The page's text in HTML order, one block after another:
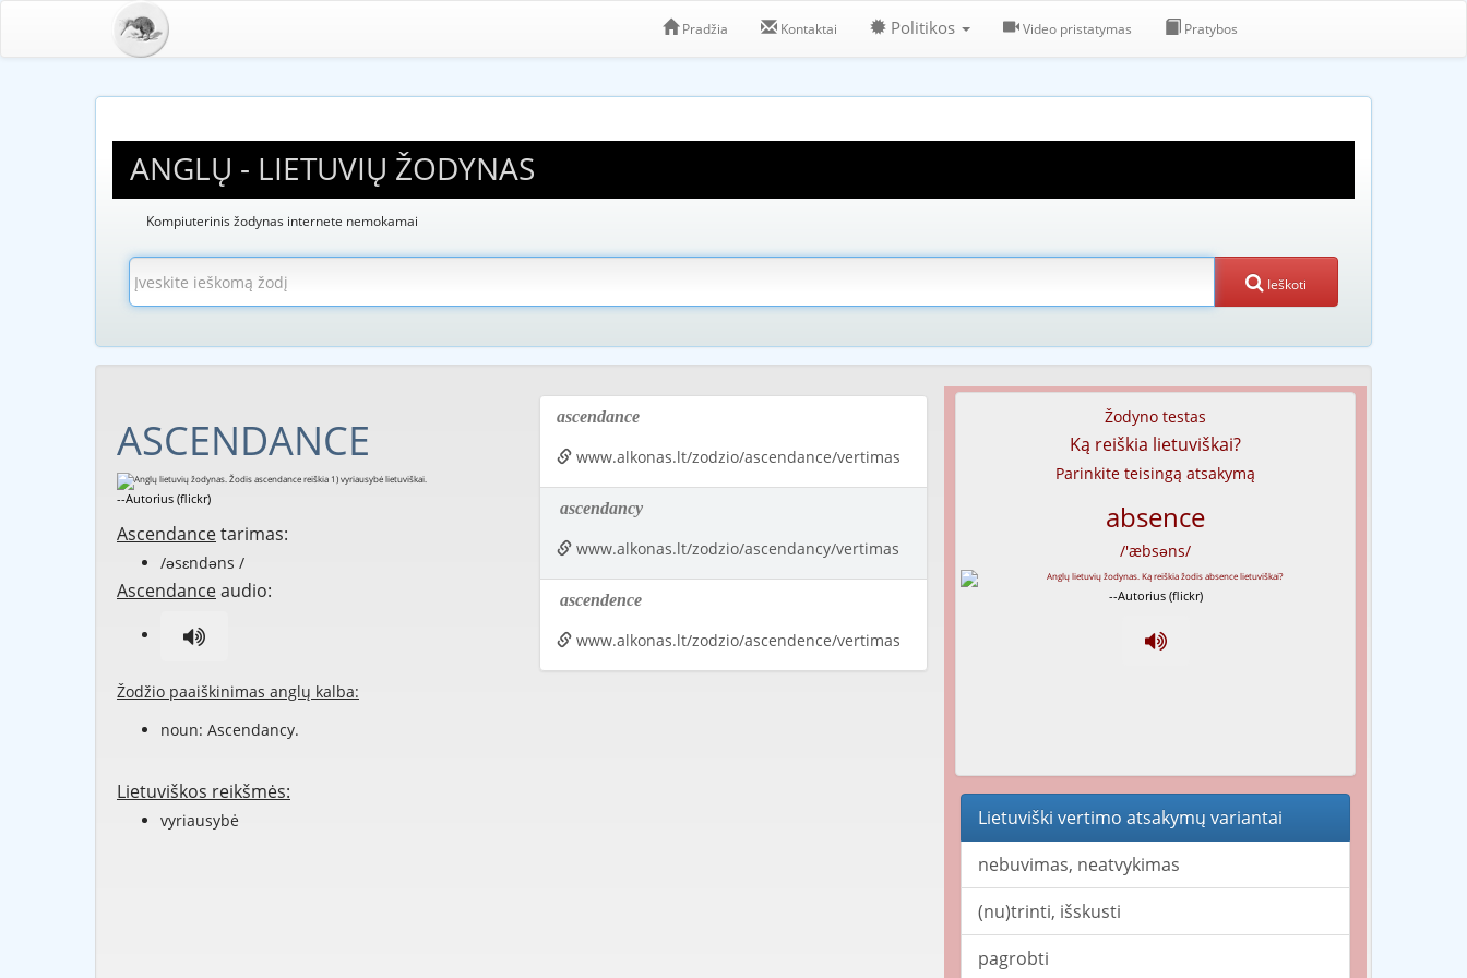
Pradžia Kontaktai Politikos Video pristatymas Pratybos
ANGLŲ - LIETUVIŲ ŽODYNAS
Kompiuterinis žodynas internete nemokamai
Ieškoti
ASCENDANCE
--Autorius (flickr)
Ascendancetarimas:
/əsɛndəns /
Ascendanceaudio:
Žodžio paaiškinimas anglų kalba:
noun: Ascendancy.
Lietuviškos reikšmės:
vyriausybė
ascendance
www.alkonas.lt/zodzio/ascendance/vertimas
ascendancy
www.alkonas.lt/zodzio/ascendancy/vertimas
ascendence
www.alkonas.lt/zodzio/ascendence/vertimas
Žodyno testas
Ką reiškia lietuviškai?
Parinkite teisingą atsakymą
absence
/'æbsəns/
--Autorius (flickr)
Lietuviški vertimo atsakymų variantai
nebuvimas, neatvykimas
(nu)trinti, išskusti
pagrobti